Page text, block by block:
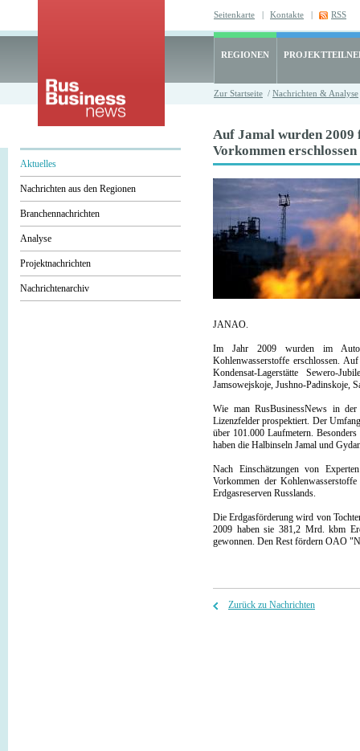
Seitenkarte | Kontakte | RSS
REGIONEN
Zur Startseite / Nachrichten & Analyse
Aktuelles
Nachrichten aus den Regionen
Branchennachrichten
Analyse
Projektnachrichten
Nachrichtenarchiv
Auf Jamal wurden 2009
Vorkommen erschlossen
JANAO.
Im Jahr 2009 wurden im
Kohlenwasserstoffe erschlossen.
Kondensat-Lagerstätte Sewero-
Jamsowejskoje, Jushno-Padinskoje,
Wie man RusBusinessNews in
Lizenzfelder prospektiert. Der
über 101.000 Laufmetern.
haben die Halbinseln Jamal und
Nach Einschätzungen von
Vorkommen der
Erdgasreserven Russlands.
Die Erdgasförderung wird von
2009 haben sie 381,2 Mrd. kbm
gewonnen. Den Rest fördern OAO
Zurück zu Nachrichten